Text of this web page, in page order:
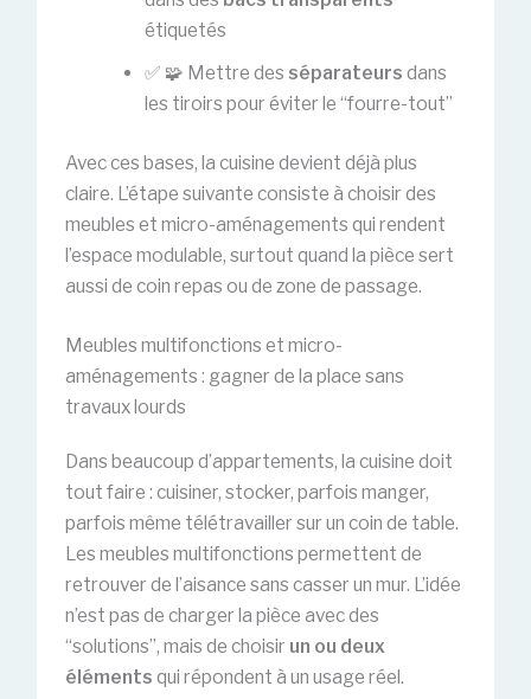
étiquetés
✅ 🧩 Mettre des séparateurs dans
les tiroirs pour éviter le “fourre-tout”
Avec ces bases, la cuisine devient déjà plus
claire. L’étape suivante consiste à choisir des
meubles et micro-aménagements qui rendent
l’espace modulable, surtout quand la pièce sert
aussi de coin repas ou de zone de passage.
Meubles multifonctions et micro-
aménagements : gagner de la place sans
travaux lourds
Dans beaucoup d’appartements, la cuisine doit
tout faire : cuisiner, stocker, parfois manger,
parfois même télétravailler sur un coin de table.
Les meubles multifonctions permettent de
retrouver de l’aisance sans casser un mur. L’idée
n’est pas de charger la pièce avec des
“solutions”, mais de choisir un ou deux
éléments qui répondent à un usage réel.